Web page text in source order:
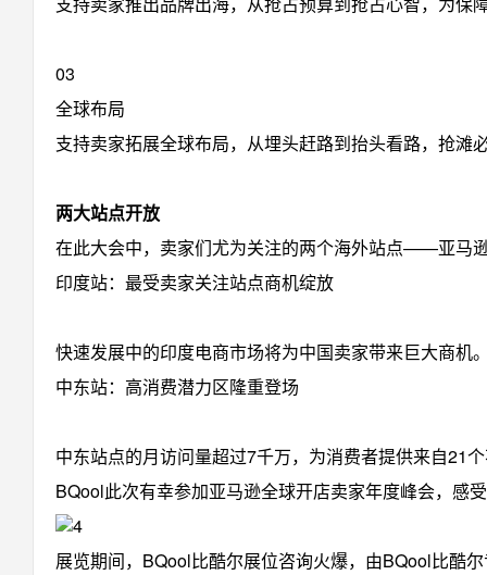
03
全球布局
支持卖家拓展全球布局，从埋头赶路到抬头看路，抢
两大站点开放
在此大会中，卖家们尤为关注的两个海外站点——亚马
印度站：最受卖家关注站点商机绽放
快速发展中的印度电商市场将为中国卖家带来巨大商
中东站：高消费潜力区隆重登场
中东站点的月访问量超过7千万，为消费者提供来自21
BQool此次有幸参加亚马逊全球开店卖家年度峰会，感
展览期间，BQool比酷尔展位咨询火爆，由BQool比酷